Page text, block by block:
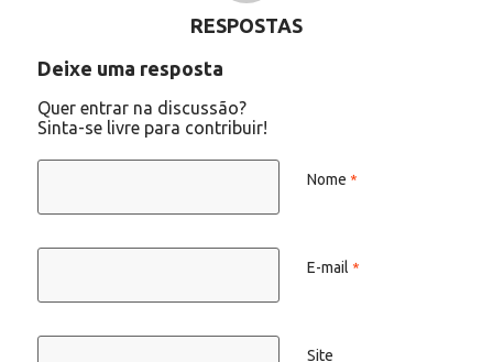
RESPOSTAS
Deixe uma resposta
Quer entrar na discussão?
Sinta-se livre para contribuir!
Nome *
E-mail *
Site